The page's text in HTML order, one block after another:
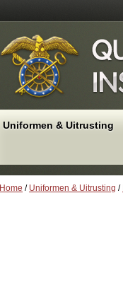
Uniformen & Uitrusting
Home / Uniformen & Uitrusting /